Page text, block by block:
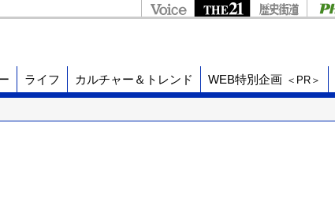
ライフ カルチャー＆トレンド WEB特別企画 ＜PR＞